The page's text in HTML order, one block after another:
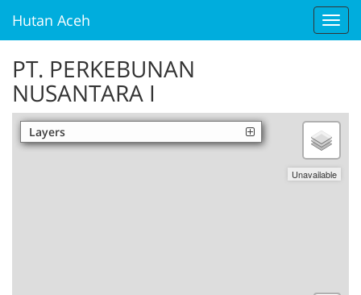
Hutan Aceh
PT. PERKEBUNAN
NUSANTARA I
Unavailable
Layers